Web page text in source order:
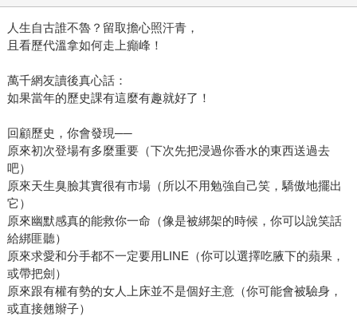
人生自古誰不魯？留取擔心照汗青，
且看歷代溫拿如何走上癲峰！
萬千網友讀後真心話：
如果當年的歷史課有這麼有趣就好了！
回顧歷史，你會發現──
原來初次登場有多麼重要（下次先把浸過你香水的東西送過去
吧）
原來天生臭臉其實很有市場（所以不用勉強自己笑，驕傲地擺出
它）
原來幽默感真的能救你一命（像是被綁架的時候，你可以說笑話
給綁匪聽）
原來求愛和分手都不一定要用LINE（你可以選擇吃腋下的蘋果，
或帶把劍）
原來跟有權有勢的女人上床並不是個好主意（你可能會被驗身，
或直接翹辮子）